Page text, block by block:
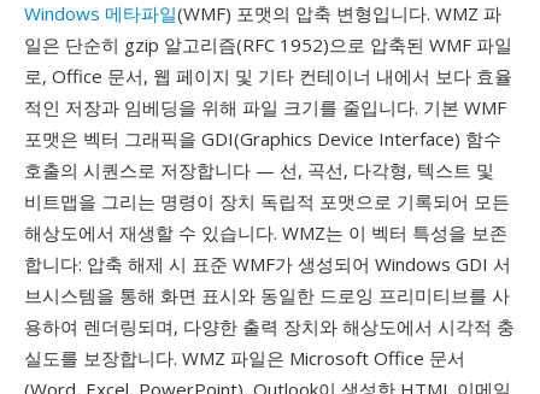
Windows 메타파일(WMF) 포맷의 압축 변형입니다. WMZ 파
일은 단순히 gzip 알고리즘(RFC 1952)으로 압축된 WMF 파일
로, Office 문서, 웹 페이지 및 기타 컨테이너 내에서 보다 효율
적인 저장과 임베딩을 위해 파일 크기를 줄입니다. 기본 WMF
포맷은 벡터 그래픽을 GDI(Graphics Device Interface) 함수
호출의 시퀀스로 저장합니다 — 선, 곡선, 다각형, 텍스트 및
비트맵을 그리는 명령이 장치 독립적 포맷으로 기록되어 모든
해상도에서 재생할 수 있습니다. WMZ는 이 벡터 특성을 보존
합니다: 압축 해제 시 표준 WMF가 생성되어 Windows GDI 서
브시스템을 통해 화면 표시와 동일한 드로잉 프리미티브를 사
용하여 렌더링되며, 다양한 출력 장치와 해상도에서 시각적 충
실도를 보장합니다. WMZ 파일은 Microsoft Office 문서
(Word, Excel, PowerPoint), Outlook이 생성한 HTML 이메일